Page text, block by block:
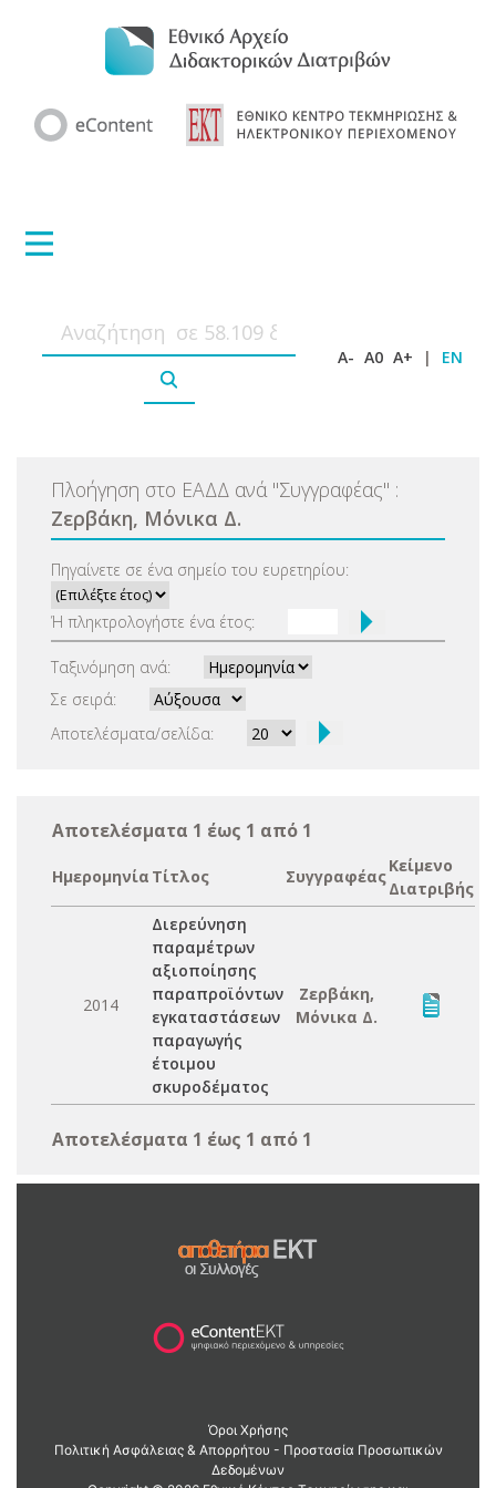
A- A0 A+ | EN
Πλοήγηση στο ΕΑΔΔ ανά "Συγγραφέας" :
Ζερβάκη, Μόνικα Δ.
Πηγαίνετε σε ένα σημείο του ευρετηρίου:
Ή πληκτρολογήστε ένα έτος:
Ταξινόμηση ανά:
Σε σειρά:
Αποτελέσματα/σελίδα:
Αποτελέσματα 1 έως 1 από 1
Ημερομηνία Τίτλος Συγγραφέας
Κείμενο
Διατριβής
2014
Διερεύνηση
παραμέτρων
αξιοποίησης
παραπροϊόντων
εγκαταστάσεων
παραγωγής
έτοιμου
σκυροδέματος
Ζερβάκη,
Μόνικα Δ.
Αποτελέσματα 1 έως 1 από 1